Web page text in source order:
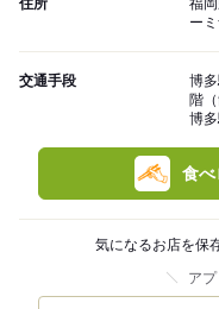
住所
福
ー
交通手段
博
階（
博
食べ
気になるお店を保
ア